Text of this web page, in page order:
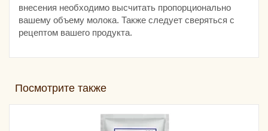
внесения необходимо высчитать пропорционально
вашему объему молока. Также следует сверяться с
рецептом вашего продукта.
Посмотрите также